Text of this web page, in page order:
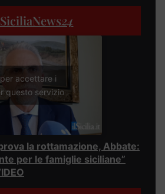
24
accettare i
questo servizio
la rottamazione, Abbate:
per le famiglie siciliane”